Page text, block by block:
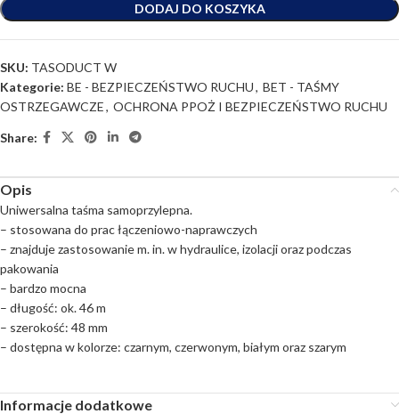
DODAJ DO KOSZYKA
SKU: TASODUCT W
Kategorie: BE - BEZPIECZEŃSTWO RUCHU, BET - TAŚMY
OSTRZEGAWCZE, OCHRONA PPOŻ I BEZPIECZEŃSTWO RUCHU
Share:
Opis
Uniwersalna taśma samoprzylepna.
– stosowana do prac łączeniowo-naprawczych
– znajduje zastosowanie m. in. w hydraulice, izolacji oraz podczas
pakowania
– bardzo mocna
– długość: ok. 46 m
– szerokość: 48 mm
– dostępna w kolorze: czarnym, czerwonym, białym oraz szarym
Informacje dodatkowe